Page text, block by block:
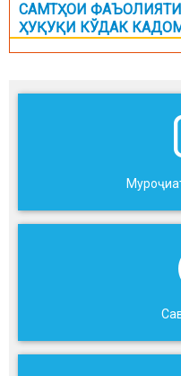
САМТҲОИ
ҲУҚУҚИ КЎДАК